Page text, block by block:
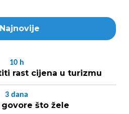
Najnovije
10 h
rast cijena u turizmu
3 dana
govore što žele